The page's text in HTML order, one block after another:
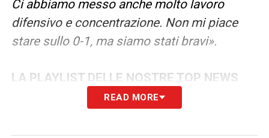
Ci abbiamo messo anche molto lavoro
difensivo e concentrazione. Non mi piace
stare sullo 0-1, ma siamo stati bravi».
LA PLAYLIST DELLE NOSTRE TOP NEWS
READ MORE